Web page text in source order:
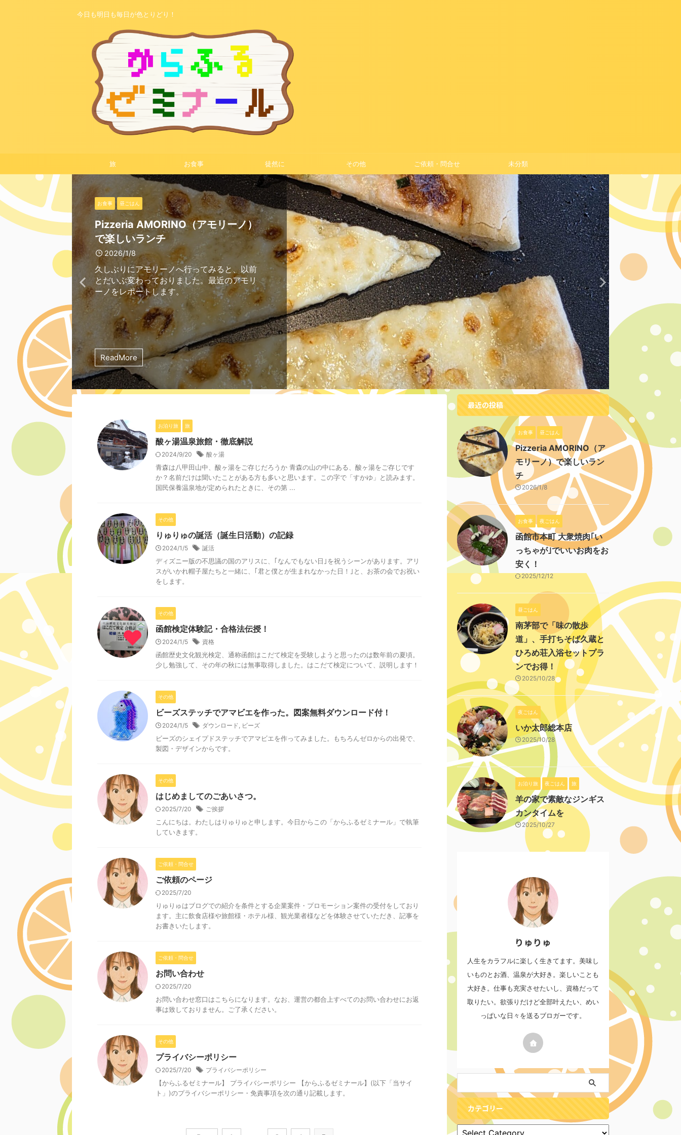
今日も明日も毎日が色とりどり！
旅 お食事 徒然に その他 ご依頼・問合せ 未分類
お食事 昼ごはん
Pizzeria AMORINO（アモリーノ）
で楽しいランチ
2026/1/8
久しぶりにアモリーノへ行ってみると、以前
とだいぶ変わっておりました。最近のアモリ
ーノをレポートします。
ReadMore
お食事 夜ごはん
函館市本町 大衆焼肉｢いっちゃが｣で
いいお肉をお安く！
2025/12/12
新しいお店を見つけたので、予約をとって訪
問してみました。大当たりの美味しいお店を
見つけました！安くて旨くて気取らないお
店、最高です！
ReadMore
昼ごはん
南茅部で「味の散歩道」、手打ちそ
ば久蔵とひろめ荘入浴セットプラン
でお得！
2025/10/28
休日何をして遊ぶか迷ったら、ふらっと南茅
部へ行きませんか。「味の散歩道」というセ
ットプランがお得ですのでご紹介いたしま
す！
ReadMore
夜ごはん
いか太郎総本店
2025/10/28
お刺身が食べたい時、いか太郎さんに来るこ
とが多いです。気軽に入れて、日本酒の種類
も多くて、お刺身がうまい、その上価格もお
手頃で。メニューの種類も多いので、どんな
シーンでも使いやいお店です。
ReadMore
お泊り旅 夜ごはん
羊の家で素敵なジンギスカンタイム
を
2025/10/27
赤と緑の外観が素敵な羊の家さん。予約をと
って初訪問してみましたのでレポートしま
す。
ReadMore
朝ごはん
吉和寿のモーニングは1日中OK！
2025/10/26
松川町の一軒家カフェ、吉和寿（きちか
ず）。1日中食べられるモーニングが素敵なお
店でしたので紹介します。
ReadMore
お食事 旅 朝ごはん
苫小牧・豆の木さんでモーニング
2025/10/25
旅行のために早朝に函館を出発し、苫小牧で
朝食をとることになりました。調べてみると
豆の木さんがヒットし、お邪魔しましたので
レポートします。
ReadMore
おやつ お食事
ロケットチーズケーキでチーズケー
キを購入
2025/10/25
近所に新しくチーズケーキ屋さんができたと
のうわさを聞いて、いち早く買いに行きまし
た。
ReadMore
日帰り旅
北斗市紅葉フェスタ（2024年）
2025/10/25
熊が多い今年、北斗市の紅葉フェスタは中止
になってしまいました。残念に思っていた
ら、去年の紅葉フェスタの写真が残っていま
したのでアップします。今年の中止で満たさ
れな思いをこの写真で少しでも昇華させてく
ださい。
ReadMore
おやつ お泊り旅 旅
観音山フルーツパーラー登別で美味
しいおやつタイム
2025/10/25
登別第一滝本館へ宿泊した際、おやつに館内
の観音山フルーツパーラー登別を訪れまし
た。フルーツたっぷりの素敵なおやつタイム
を過ごせました！
ReadMore
お泊り旅 旅
酸ヶ湯温泉旅館・徹底解説
2024/9/20 酸ヶ湯
青森は八甲田山中、酸ヶ湯をご存じだろうか 青森の山の中にある、酸ヶ湯をご存じです
か？名前だけは聞いたことがある方も多いと思います。この字で「すかゆ」と読みます。
国民保養温泉地が定められたときに、その第 ...
その他
りゅりゅの誕活（誕生日活動）の記録
2024/1/5 誕活
ディズニー版の不思議の国のアリスに、｢なんでもない日｣を祝うシーンがあります。アリ
スがいかれ帽子屋たちと一緒に、｢君と僕とが生まれなかった日！｣と、お茶の会でお祝い
をします。
その他
函館検定体験記・合格法伝授！
2024/1/5 資格
函館歴史文化観光検定、通称函館はこだて検定を受験しようと思ったのは数年前の夏頃。
少し勉強して、その年の秋には無事取得しました。はこだて検定について、説明します！
その他
ビーズステッチでアマビエを作った。図案無料ダウンロード付！
2024/1/5 ダウンロード, ビーズ
ビーズのシェイプドステッチでアマビエを作ってみました。もちろんゼロからの出発で、
製図・デザインからです。
その他
はじめましてのごあいさつ。
2025/7/20 ご挨拶
こんにちは。わたしはりゅりゅと申します。今日からこの「からふるゼミナール」で執筆
していきます。
ご依頼・問合せ
ご依頼のページ
2025/7/20
りゅりゅはブログでの紹介を条件とする企業案件・プロモーション案件の受付をしており
ます。主に飲食店様や旅館様・ホテル様、観光業者様などを体験させていただき、記事を
お書きいたします。
ご依頼・問合せ
お問い合わせ
2025/7/20
お問い合わせ窓口はこちらになります。なお、運営の都合上すべてのお問い合わせにお返
事は致しておりません。ご了承ください。
その他
プライバシーポリシー
2025/7/20 プライバシーポリシー
【からふるゼミナール】 プライバシーポリシー 【からふるゼミナール】(以下「当サイ
ト」)のプライバシーポリシー・免責事項を次の通り記載します。
最近の投稿
お食事 昼ごはん
Pizzeria AMORINO（ア
モリーノ）で楽しいラン
チ
2026/1/8
お食事 夜ごはん
函館市本町 大衆焼肉｢い
っちゃが｣でいいお肉をお
安く！
2025/12/12
昼ごはん
南茅部で「味の散歩
道」、手打ちそば久蔵と
ひろめ荘入浴セットプラ
ンでお得！
2025/10/28
夜ごはん
いか太郎総本店
2025/10/28
お泊り旅 夜ごはん 旅
羊の家で素敵なジンギス
カンタイムを
2025/10/27
りゅりゅ
人生をカラフルに楽しく生きてます。美味し
いものとお酒、温泉が大好き。楽しいことも
大好き。仕事も充実させたいし、資格だって
取りたい。欲張りだけど全部叶えたい、めい
っぱいな日々を送るブロガーです。
カテゴリー